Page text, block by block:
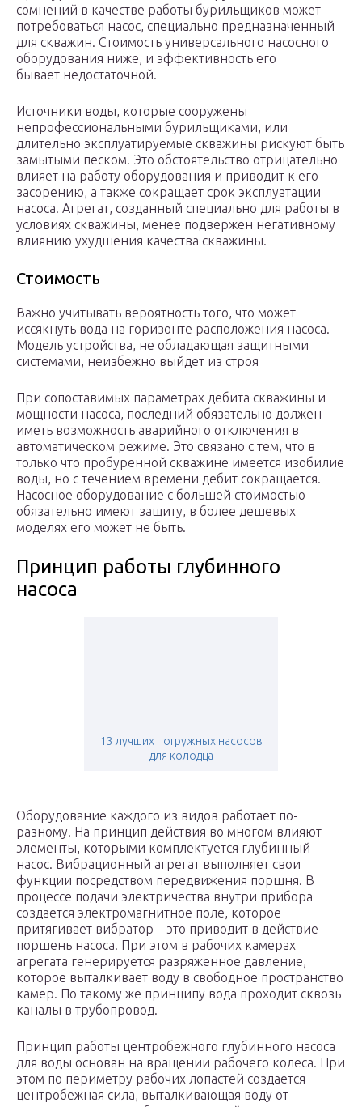
сомнений в качестве работы бурильщиков может
потребоваться насос, специально предназначенный
для скважин. Стоимость универсального насосного
оборудования ниже, и эффективность его
бывает недостаточной.
Источники воды, которые сооружены
непрофессиональными бурильщиками, или
длительно эксплуатируемые скважины рискуют быть
замытыми песком. Это обстоятельство отрицательно
влияет на работу оборудования и приводит к его
засорению, а также сокращает срок эксплуатации
насоса. Агрегат, созданный специально для работы в
условиях скважины, менее подвержен негативному
влиянию ухудшения качества скважины.
Стоимость
Важно учитывать вероятность того, что может
иссякнуть вода на горизонте расположения насоса.
Модель устройства, не обладающая защитными
системами, неизбежно выйдет из строя
При сопоставимых параметрах дебита скважины и
мощности насоса, последний обязательно должен
иметь возможность аварийного отключения в
автоматическом режиме. Это связано с тем, что в
только что пробуренной скважине имеется изобилие
воды, но с течением времени дебит сокращается.
Насосное оборудование с большей стоимостью
обязательно имеют защиту, в более дешевых
моделях его может не быть.
Принцип работы глубинного
насоса
13 лучших погружных насосов
для колодца
Оборудование каждого из видов работает по-
разному. На принцип действия во многом влияют
элементы, которыми комплектуется глубинный
насос. Вибрационный агрегат выполняет свои
функции посредством передвижения поршня. В
процессе подачи электричества внутри прибора
создается электромагнитное поле, которое
притягивает вибратор – это приводит в действие
поршень насоса. При этом в рабочих камерах
агрегата генерируется разряженное давление,
которое выталкивает воду в свободное пространство
камер. По такому же принципу вода проходит сквозь
каналы в трубопровод.
Принцип работы центробежного глубинного насоса
для воды основан на вращении рабочего колеса. При
этом по периметру рабочих лопастей создается
центробежная сила, выталкивающая воду от